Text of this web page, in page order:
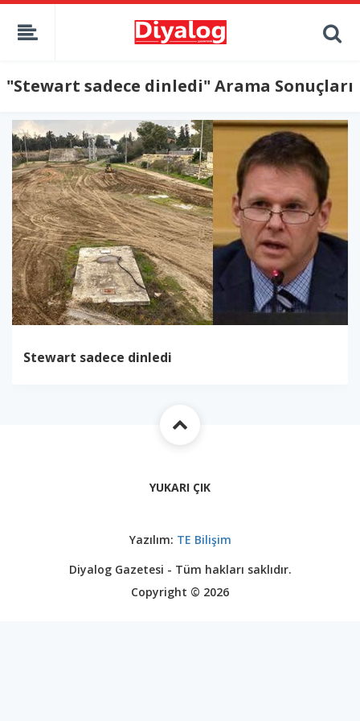
"Stewart sadece dinledi" Arama Sonuçları
Stewart sadece dinledi
YUKARI ÇIK
Yazılım: TE Bilişim
Diyalog Gazetesi - Tüm hakları saklıdır.
Copyright © 2026